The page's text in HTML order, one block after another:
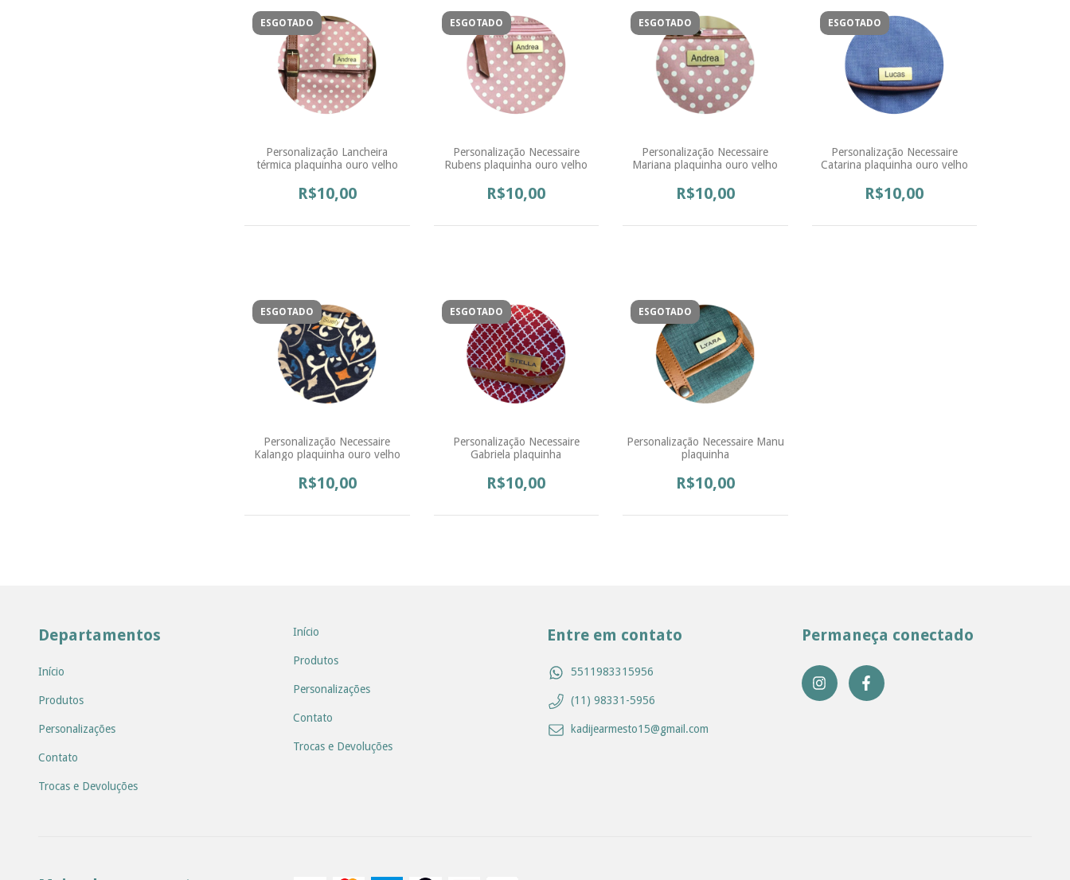
ESGOTADO
Personalização Lancheira
térmica plaquinha ouro velho
R$10,00
ESGOTADO
Personalização Necessaire
Rubens plaquinha ouro velho
R$10,00
ESGOTADO
Personalização Necessaire
Mariana plaquinha ouro velho
R$10,00
ESGOTADO
Personalização Necessaire
Catarina plaquinha ouro velho
R$10,00
ESGOTADO
Personalização Necessaire
Kalango plaquinha ouro velho
R$10,00
ESGOTADO
Personalização Necessaire
Gabriela plaquinha
R$10,00
ESGOTADO
Personalização Necessaire Manu
plaquinha
R$10,00
Departamentos
Início
Produtos
Personalizações
Contato
Trocas e Devoluções
Início
Produtos
Personalizações
Contato
Trocas e Devoluções
Entre em contato
5511983315956
(11) 98331-5956
kadijearmesto15@gmail.com
Permaneça conectado